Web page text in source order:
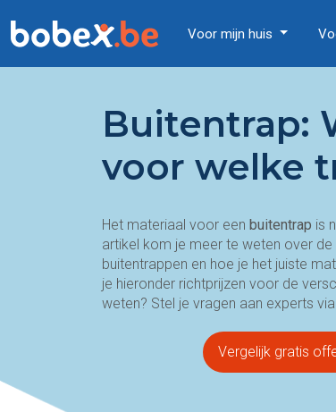
Voor mijn huis
Buitentrap:
voor welke
Het materiaal voor een buitentrap is
artikel kom je meer te weten over
buitentrappen en hoe je het juiste
je hieronder richtprijzen voor de
weten? Stel je vragen aan experts
Vergelijk gratis